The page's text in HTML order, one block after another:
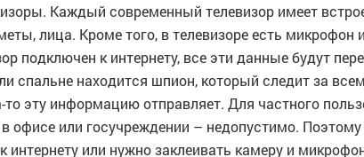
Каждый современный телевизор имеет
лица. Кроме того, в телевизоре есть
подключен к интернету, все эти данные будут
спальне находится шпион, который следит за
то эту информацию отправляет. Для частного
офисе или госучреждении – недопустимо. Поэтому
интернету или нужно заклеивать камеру и